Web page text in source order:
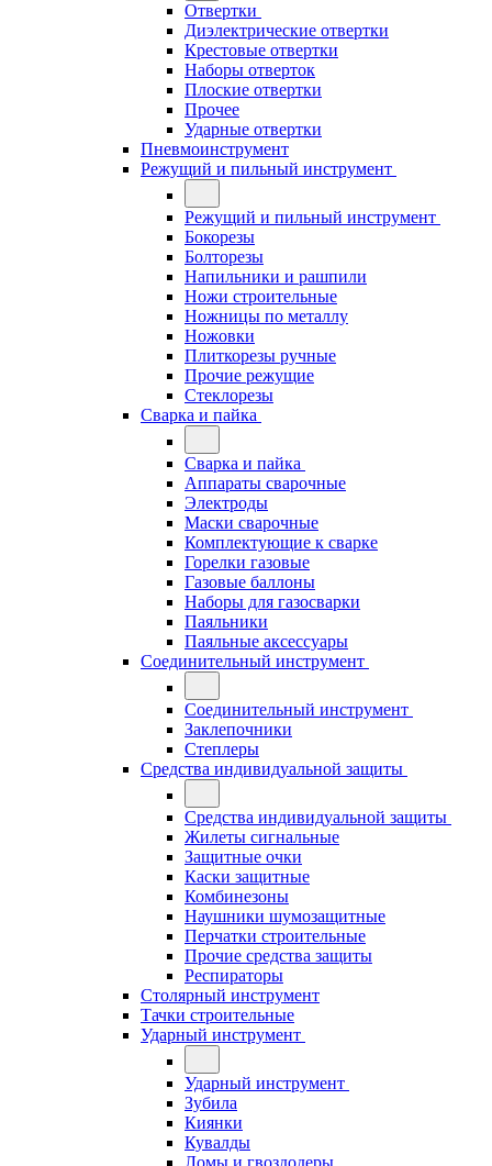
Отвертки
Диэлектрические отвертки
Крестовые отвертки
Наборы отверток
Плоские отвертки
Прочее
Ударные отвертки
Пневмоинструмент
Режущий и пильный инструмент
Режущий и пильный инструмент
Бокорезы
Болторезы
Напильники и рашпили
Ножи строительные
Ножницы по металлу
Ножовки
Плиткорезы ручные
Прочие режущие
Стеклорезы
Сварка и пайка
Сварка и пайка
Аппараты сварочные
Электроды
Маски сварочные
Комплектующие к сварке
Горелки газовые
Газовые баллоны
Наборы для газосварки
Паяльники
Паяльные аксессуары
Соединительный инструмент
Соединительный инструмент
Заклепочники
Степлеры
Средства индивидуальной защиты
Средства индивидуальной защиты
Жилеты сигнальные
Защитные очки
Каски защитные
Комбинезоны
Наушники шумозащитные
Перчатки строительные
Прочие средства защиты
Респираторы
Столярный инструмент
Тачки строительные
Ударный инструмент
Ударный инструмент
Зубила
Киянки
Кувалды
Ломы и гвоздодеры